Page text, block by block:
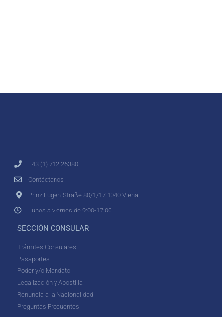
+43 (1) 712 26380
Contáctanos
Prinz Eugen-Straße 80/1/17 1040 Viena
Lunes a viernes de 9:00-17:00
SECCIÓN CONSULAR
Trámites Consulares
Pasaportes
Poder y/o Mandato
Legalización y Apostilla
Renuncia a la Nacionalidad
Preguntas Frecuentes